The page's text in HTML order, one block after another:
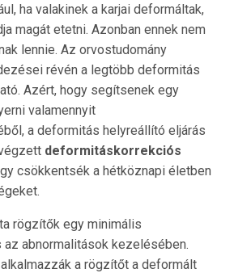
ha valakinek a karjai deformáltak,
magát etetni. Azonban ennek nem
lennie. Az orvostudomány
révén a legtöbb deformitás
Azért, hogy segítsenek egy
valamennyit
a deformitás helyreállító eljárás
deformitáskorrekciós
csökkentsék a hétköznapi életben
rögzítők egy minimális
abnormalitások kezelésében.
a rögzítőt a deformált